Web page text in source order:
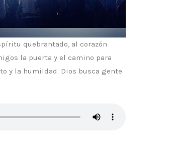
quebrantado, al corazón
la puerta y el camino para
y la humildad. Dios busca gente